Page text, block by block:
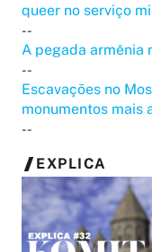
queer no serviço
--
A pegada armênia
--
Escavações no
monumentos mais
--
EXPLICA